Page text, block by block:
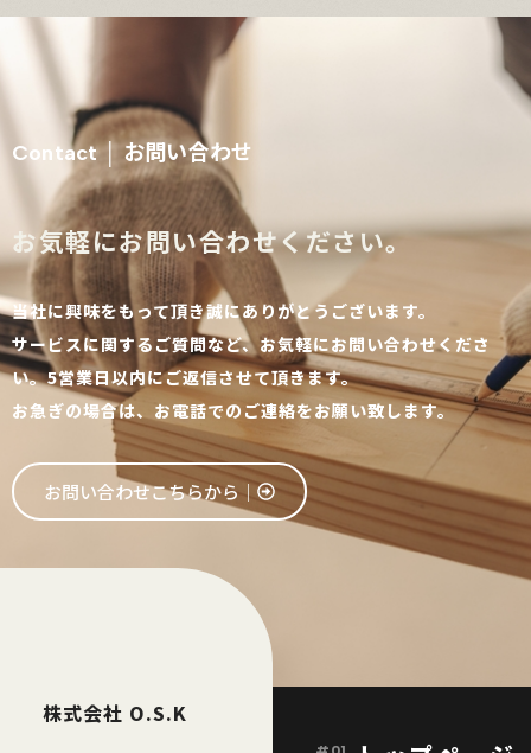
Contact │ お問い合わせ
お気軽にお問い合わせください。
当社に興味をもって頂き誠にありがとうございます。
サービスに関するご質問など、お気軽にお問い合わせくださ
い。5営業日以内にご返信させて頂きます。
お急ぎの場合は、お電話でのご連絡をお願い致します。
お問い合わせこちらから│
株式会社 O.S.K